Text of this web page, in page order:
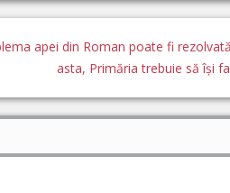
apei din Roman poate fi
asta, Primăria trebuie să își